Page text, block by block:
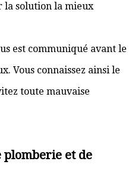
la solution la mieux
est communiqué avant le
Vous connaissez ainsi le
toute mauvaise
plomberie et de